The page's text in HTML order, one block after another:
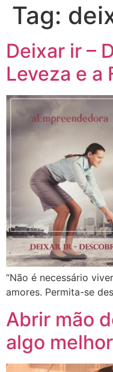
Tag:
Deixar ir –
Leveza e a
“Não é necessário
amores. Permita-se
Abrir mão
algo